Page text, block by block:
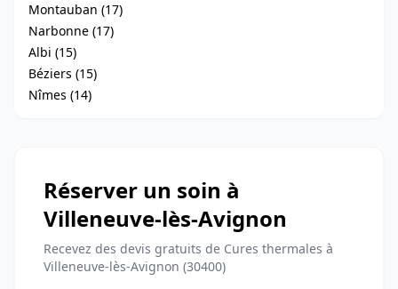
Montauban (17)
Narbonne (17)
Albi (15)
Béziers (15)
Nîmes (14)
Réserver un soin à
Villeneuve-lès-Avignon
Recevez des devis gratuits de Cures thermales à
Villeneuve-lès-Avignon (30400)